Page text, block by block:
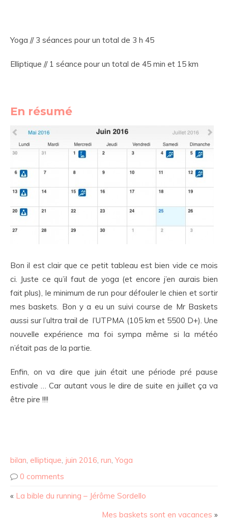
Yoga // 3 séances pour un total de 3 h 45
Elliptique // 1 séance pour un total de 45 min et 15 km
En résumé
Bon il est clair que ce petit tableau est bien vide ce mois
ci. Juste ce qu’il faut de yoga (et encore j’en aurais bien
fait plus), le minimum de run pour défouler le chien et sortir
mes baskets. Bon y a eu un suivi course de Mr Baskets
aussi sur l’ultra trail de l’UTPMA (105 km et 5500 D+). Une
nouvelle expérience ma foi sympa même si la météo
n’était pas de la partie.
Enfin, on va dire que juin était une période pré pause
estivale … Car autant vous le dire de suite en juillet ça va
être pire !!!!
bilan, elliptique, juin 2016, run, Yoga
0 comments
« La bible du running – Jérôme Sordello
Mes baskets sont en vacances »